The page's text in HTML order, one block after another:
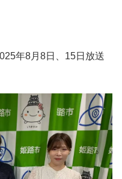
年8月8日、15日放送